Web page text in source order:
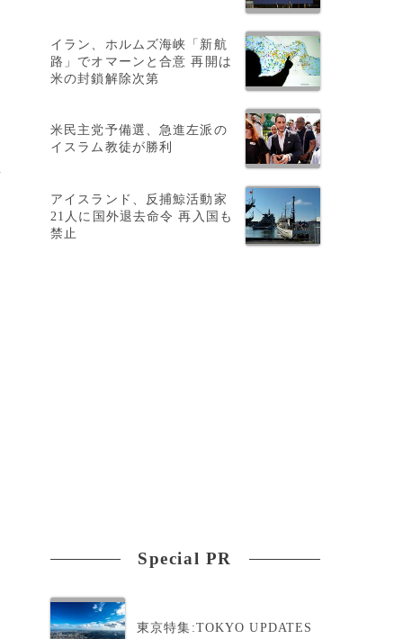
イラン、ホルムズ海峡「新航
路」でオマーンと合意 再開は
米の封鎖解除次第
米民主党予備選、急進左派の
イスラム教徒が勝利
アイスランド、反捕鯨活動家
21人に国外退去命令 再入国も
禁止
Special PR
東京特集:TOKYO UPDATES